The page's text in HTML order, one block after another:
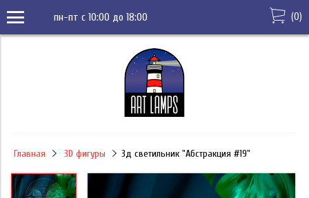
пн-пт с 10:00 до 18:00 (0)
Главная 3D фигуры 3д светильник "Абстракция #19"